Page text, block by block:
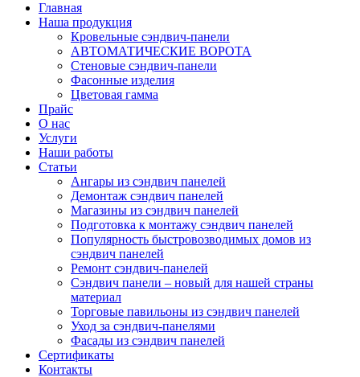
Главная
Наша продукция
Кровельные сэндвич-панели
АВТОМАТИЧЕСКИЕ ВОРОТА
Стеновые сэндвич-панели
Фасонные изделия
Цветовая гамма
Прайс
О нас
Услуги
Наши работы
Статьи
Ангары из сэндвич панелей
Демонтаж сэндвич панелей
Магазины из сэндвич панелей
Подготовка к монтажу сэндвич панелей
Популярность быстровозводимых домов из
сэндвич панелей
Ремонт сэндвич-панелей
Сэндвич панели – новый для нашей страны
материал
Торговые павильоны из сэндвич панелей
Уход за сэндвич-панелями
Фасады из сэндвич панелей
Сертификаты
Контакты